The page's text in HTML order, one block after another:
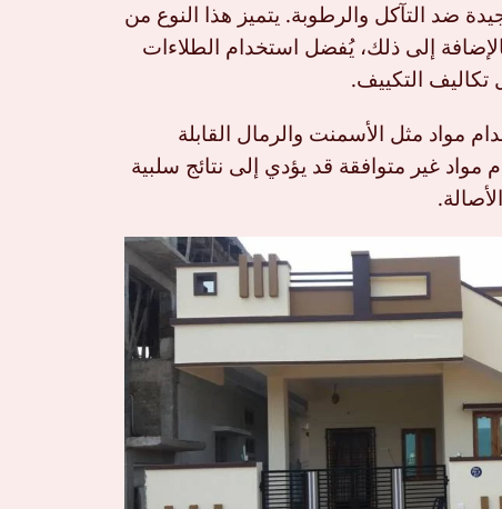
ضد التآكل والرطوبة. يتميز هذا النوع من
إلى ذلك، يُفضل استخدام الطلاءات
تكاليف التكييف.
مواد مثل الأسمنت والرمال القابلة
غير متوافقة قد يؤدي إلى نتائج سلبية